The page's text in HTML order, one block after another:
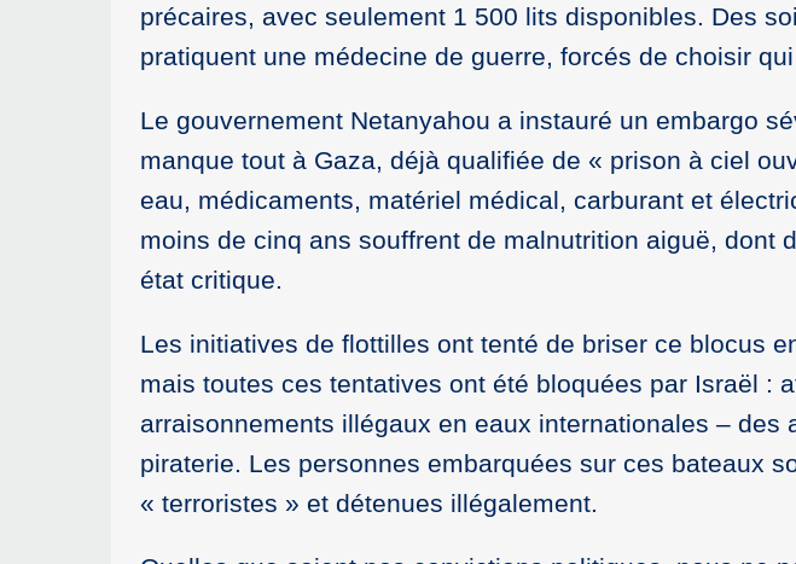
précaires, avec seulement 1 500 lits disponibles. Des
pratiquent une médecine de guerre, forcés de choisir
Le gouvernement Netanyahou a instauré un embargo
manque tout à Gaza, déjà qualifiée de « prison à ciel
eau, médicaments, matériel médical, carburant et
moins de cinq ans souffrent de malnutrition aiguë, dont
état critique.
Les initiatives de flottilles ont tenté de briser ce blocus
mais toutes ces tentatives ont été bloquées par Israël :
arraisonnements illégaux en eaux internationales – des
piraterie. Les personnes embarquées sur ces bateaux
« terroristes » et détenues illégalement.